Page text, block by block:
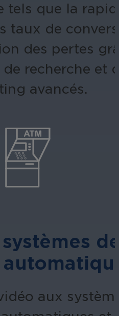
tels que la
taux de
des pertes
recherche et
avancés.
aux